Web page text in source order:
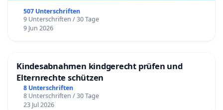
507 Unterschriften
9 Unterschriften / 30 Tage
9 Jun 2026
Kindesabnahmen kindgerecht prüfen und
Elternrechte schützen
8 Unterschriften
8 Unterschriften / 30 Tage
23 Jul 2026